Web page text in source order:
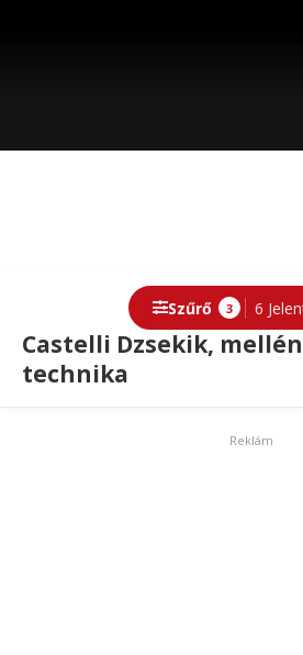
Castelli Dzsekik,
technika
Szűrő 3 6
Reklám